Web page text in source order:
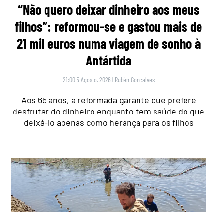
“Não quero deixar dinheiro aos meus
filhos”: reformou-se e gastou mais de
21 mil euros numa viagem de sonho à
Antártida
21:00 5 Agosto, 2026 | Rubén Gonçalves
Aos 65 anos, a reformada garante que prefere
desfrutar do dinheiro enquanto tem saúde do que
deixá-lo apenas como herança para os filhos